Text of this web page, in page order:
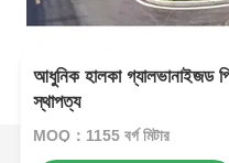
আধুনিক হালকা গ্যালভানাইজড
স্থাপত্য
MOQ：1155 বর্গ মিটার